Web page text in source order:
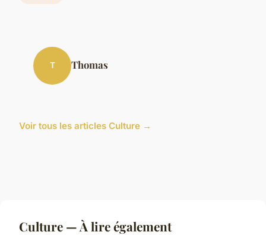
T Thomas
Voir tous les articles Culture →
Culture — À lire également